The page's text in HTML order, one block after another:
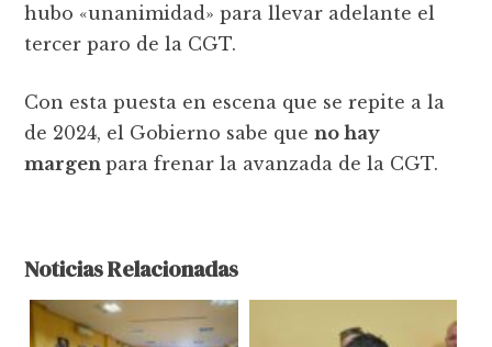
hubo «unanimidad» para llevar adelante el
tercer paro de la CGT.
Con esta puesta en escena que se repite a la
de 2024, el Gobierno sabe queno hay
margenpara frenar la avanzada de la CGT.
Noticias Relacionadas